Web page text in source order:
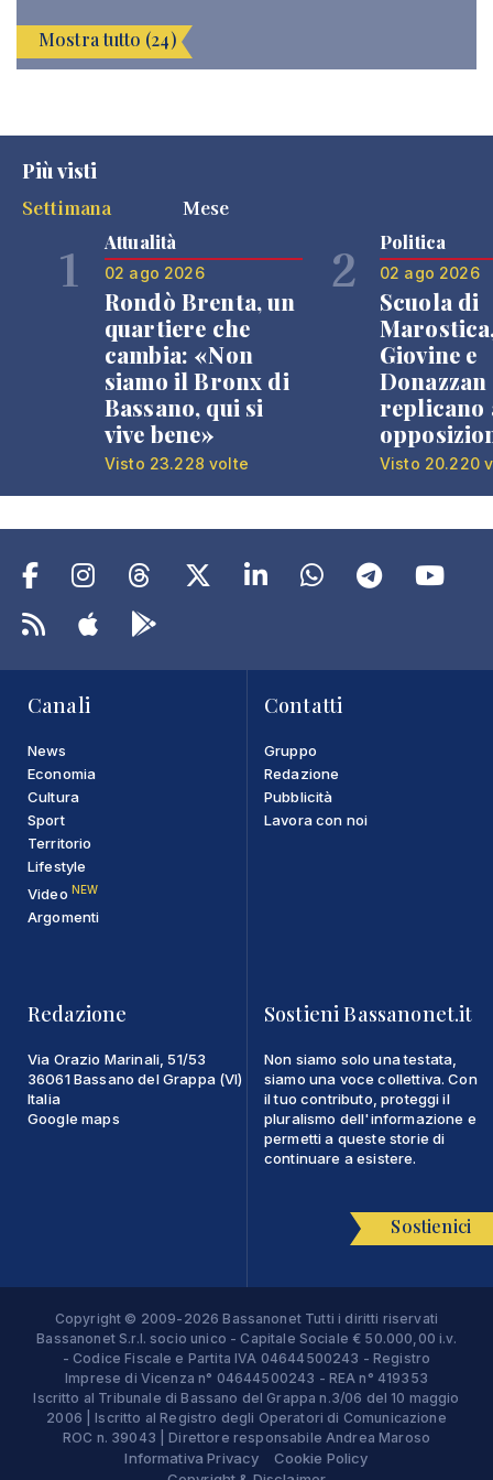
Mostra tutto (24)
Più visti
Settimana
Mese
1 Attualità
02 ago 2026
Rondò Brenta, un
quartiere che
cambia: «Non
siamo il Bronx di
Bassano, qui si
vive bene»
Visto 23.228 volte
2 Politica
02 ago 2026
Scuola di
Giovine e
Donazzan
replicano
Visto 20.220
Canali
News
Economia
Cultura
Sport
Territorio
Lifestyle
Video NEW
Argomenti
Contatti
Gruppo
Redazione
Pubblicità
Lavora con noi
Redazione
Via Orazio Marinali, 51/53
36061 Bassano del Grappa (VI)
Italia
Google maps
Sostieni Bassanonet.it
Non siamo solo una testata,
siamo una voce collettiva. Con
il tuo contributo, proteggi il
pluralismo dell'informazione e
permetti a queste storie di
continuare a esistere.
Sostienici
Copyright © 2009-2026 Bassanonet Tutti i diritti riservati
Bassanonet S.r.l. socio unico - Capitale Sociale € 50.000,00 i.v.
- Codice Fiscale e Partita IVA 04644500243 - Registro
Imprese di Vicenza n° 04644500243 - REA n° 419353
Iscritto al Tribunale di Bassano del Grappa n.3/06 del 10 maggio
2006 | Iscritto al Registro degli Operatori di Comunicazione
ROC n. 39043 | Direttore responsabile Andrea Maroso
Informativa Privacy
Cookie Policy